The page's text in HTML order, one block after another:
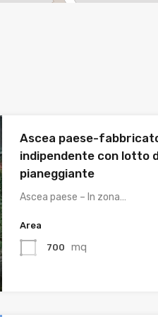
Ascea paese-
indipendente con lotto
pianeggiante
Ascea paese – In zona…
Area
700 mq